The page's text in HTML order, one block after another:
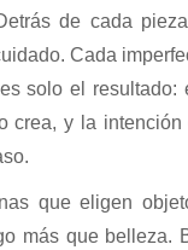
de cada
Cada
solo el resultado:
crea, y la intención
que eligen
más que belleza.